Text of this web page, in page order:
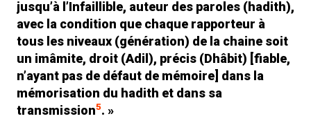
jusqu’à l’Infaillible, auteur des paroles (hadith),
avec la condition que chaque rapporteur à
tous les niveaux (génération) de la chaine soit
un imâmite, droit (Adil ), précis (Dhâbit) [fiable,
n’ayant pas de défaut de mémoire] dans la
mémorisation du hadith et dans sa
transmission5. »